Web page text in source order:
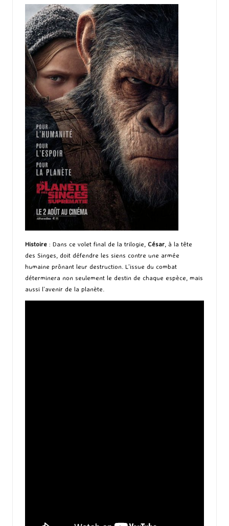
Histoire : Dans ce volet final de la trilogie, César , à la tête
des Singes, doit défendre les siens contre une armée
humaine prônant leur destruction. L’issue du combat
déterminera non seulement le destin de chaque espèce, mais
aussi l’avenir de la planète.